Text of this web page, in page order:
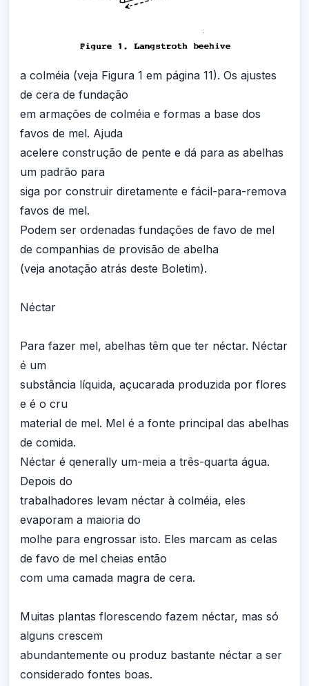
a colméia (veja Figura 1 em página 11). Os ajustes
de cera de fundação
em armações de colméia e formas a base dos
favos de mel. Ajuda
acelere construção de pente e dá para as abelhas
um padrão para
siga por construir diretamente e fácil-para-remova
favos de mel.
Podem ser ordenadas fundações de favo de mel
de companhias de provisão de abelha
(veja anotação atrás deste Boletim).
Néctar
Para fazer mel, abelhas têm que ter néctar. Néctar
é um
substância líquida, açucarada produzida por flores
e é o cru
material de mel. Mel é a fonte principal das abelhas
de comida.
Néctar é qenerally um-meia a três-quarta água.
Depois do
trabalhadores levam néctar à colméia, eles
evaporam a maioria do
molhe para engrossar isto. Eles marcam as celas
de favo de mel cheias então
com uma camada magra de cera.
Muitas plantas florescendo fazem néctar, mas só
alguns crescem
abundantemente ou produz bastante néctar a ser
considerado fontes boas.